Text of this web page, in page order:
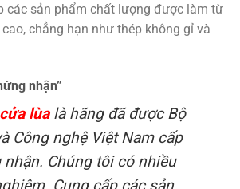
các sản phẩm chất lượng được làm từ
chẳng hạn như thép không gỉ và
nhận”
lùa là hãng đã được Bộ
Công nghệ Việt Nam cấp
nhận. Chúng tôi có nhiều
Cung cấp các sản